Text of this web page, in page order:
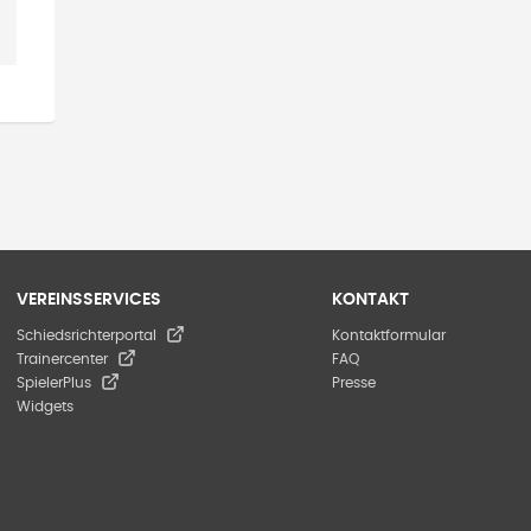
VEREINSSERVICES
Schiedsrichterportal
Trainercenter
SpielerPlus
Widgets
KONTAKT
Kontaktformular
FAQ
Presse